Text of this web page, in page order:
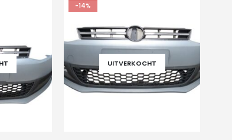
-14%
UITVERKOCHT